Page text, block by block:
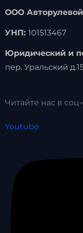
ООО Авторулевой
УНП: 101513467
Юридический и
пер. Уральский
Читайте нас в соц-
Youtube